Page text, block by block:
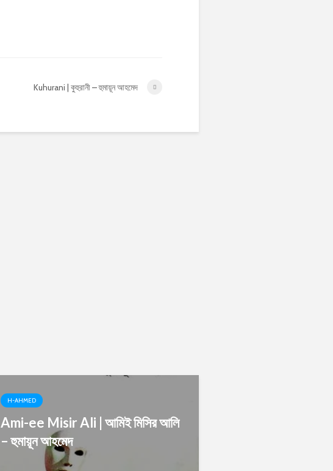
Kuhurani | কুহুরানী – হুমায়ূন আহমেদ
H-AHMED
Ami-ee Misir Ali | আমিই মিসির আলি
– হুমায়ূন আহমেদ